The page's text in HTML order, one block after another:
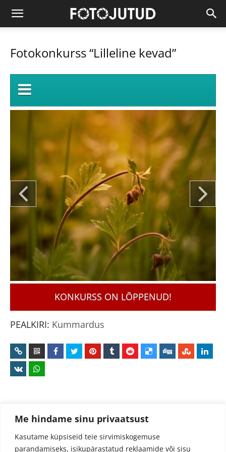
Me hindame sinu privaatsust
Kasutame küpsiseid teie sirvimiskogemuse
parandamiseks, isikupärastatud reklaamide või sisu
Fotokonkurss “Lilleline kevad”
KONKURSS ON LÕPPENUD!
PEALKIRI: Kummardus